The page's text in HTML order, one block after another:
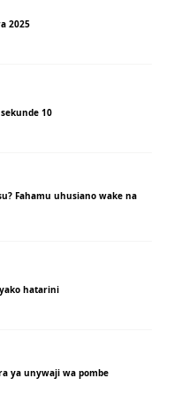
2025
10
Fahamu uhusiano wake na
hatarini
ya unywaji wa pombe